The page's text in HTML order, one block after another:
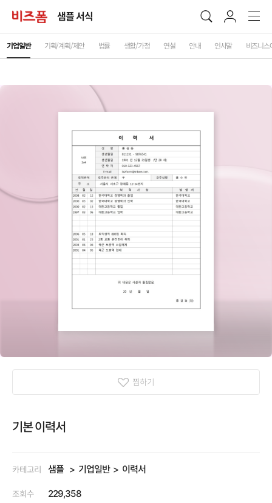
샘플 서식
기업일반 기획/계획/제안 법률 생활/가정 연설 안내 인사말 비즈니스
찜하기
기본 이력서
카테고리 샘플 기업일반 이력서
조회수 229,358